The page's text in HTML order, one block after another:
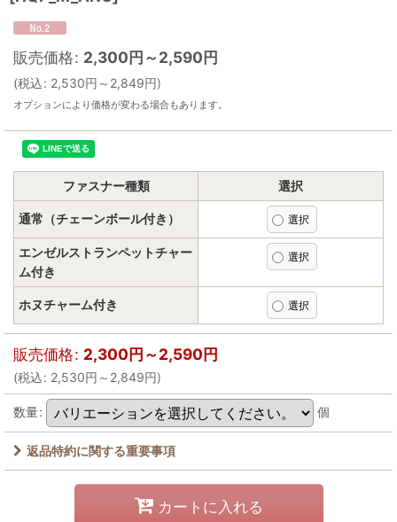
販売価格: 2,300円～2,590円
(税込: 2,530円 ～2,849円)
オプションにより価格が変わる場合もあります。
ファスナー種類 選択
通常（チェーンボール付き）
エンゼルストランペットチャー
ム付き
ホヌチャーム付き
販売価格: 2,300円～2,590円
(税込: 2,530円 ～2,849円)
数量: 個
返品特約に関する重要事項
カートに入れる